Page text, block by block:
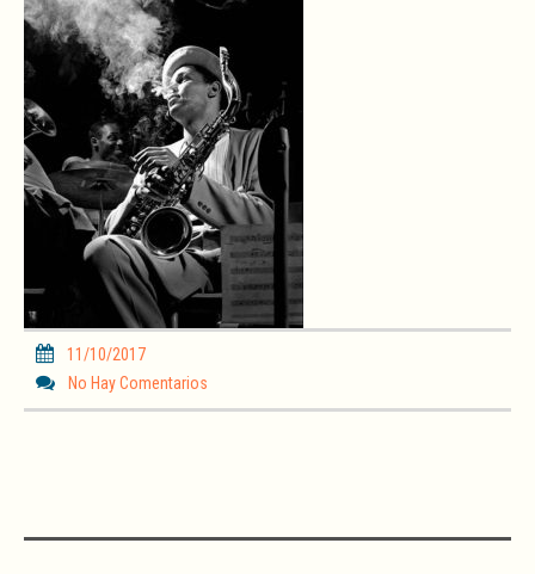
11/10/2017
No Hay Comentarios